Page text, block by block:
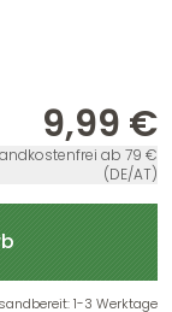
9,99 €
ab 79 €
(DE/AT)
: 1-3 Werktage